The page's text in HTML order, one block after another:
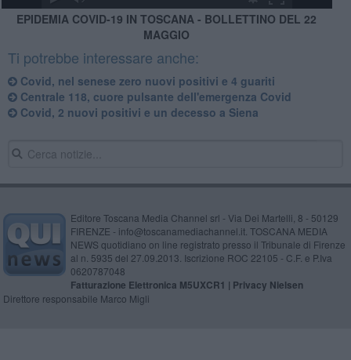
EPIDEMIA COVID-19 IN TOSCANA - BOLLETTINO DEL 22
MAGGIO
Ti potrebbe interessare anche:
Covid, nel senese zero nuovi positivi e 4 guariti
Centrale 118, cuore pulsante dell'emergenza Covid
Covid, 2 nuovi positivi e un decesso a Siena
Editore Toscana Media Channel srl - Via Dei Martelli, 8 - 50129
FIRENZE - info@toscanamediachannel.it. TOSCANA MEDIA
NEWS quotidiano on line registrato presso il Tribunale di Firenze
al n. 5935 del 27.09.2013. Iscrizione ROC 22105 - C.F. e P.Iva
0620787048
Fatturazione Elettronica M5UXCR1 | Privacy Nielsen
Direttore responsabile Marco Migli